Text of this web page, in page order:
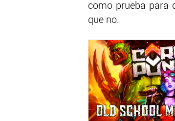
como prueba para
que no.